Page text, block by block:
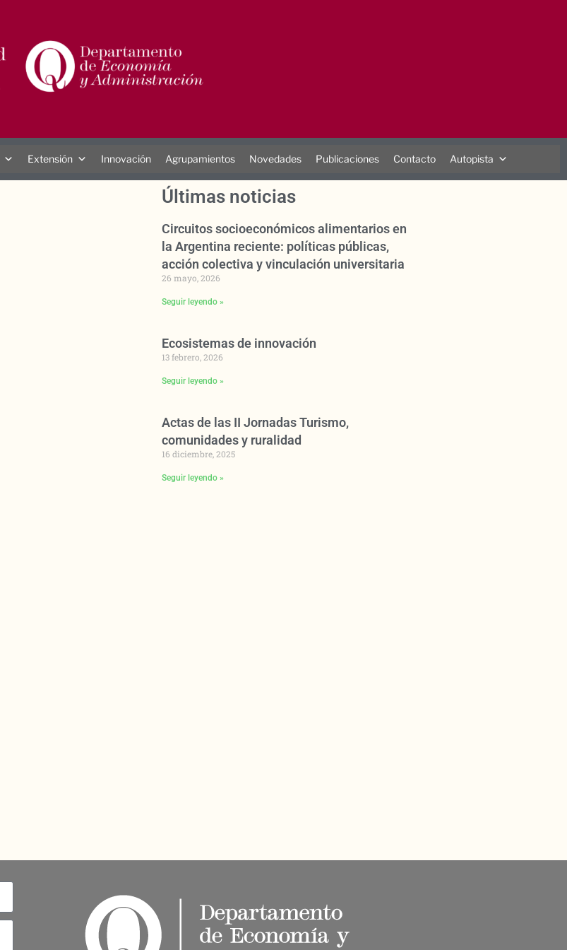
Extensión Innovación Agrupamientos Novedades Publicaciones Contacto Autopista
Últimas noticias
Circuitos socioeconómicos alimentarios en
la Argentina reciente: políticas públicas,
acción colectiva y vinculación universitaria
26 mayo, 2026
Seguir leyendo »
Ecosistemas de innovación
13 febrero, 2026
Seguir leyendo »
Actas de las II Jornadas Turismo,
comunidades y ruralidad
16 diciembre, 2025
Seguir leyendo »